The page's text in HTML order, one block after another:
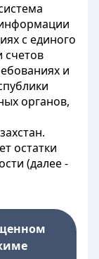
с единого
счетов
и
органов,
остатки
(далее -